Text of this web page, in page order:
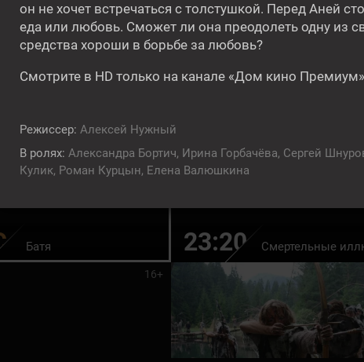
23:20 Фильм
СМЕРТЕЛЬНЫЕ
Батя 23:20 Смертельные
16+
он не хочет встречаться с толстушкой. Перед Аней
еда или любовь. Сможет ли она преодолеть одну из
средства хороши в борьбе за любовь?
Смотрите в HD только на канале «Дом кино
Режиссер: Алексей Нужный
В ролях: Александра Бортич, Ирина Горбачёва, Сергей
Кулик, Роман Курцын, Елена Валюшкина